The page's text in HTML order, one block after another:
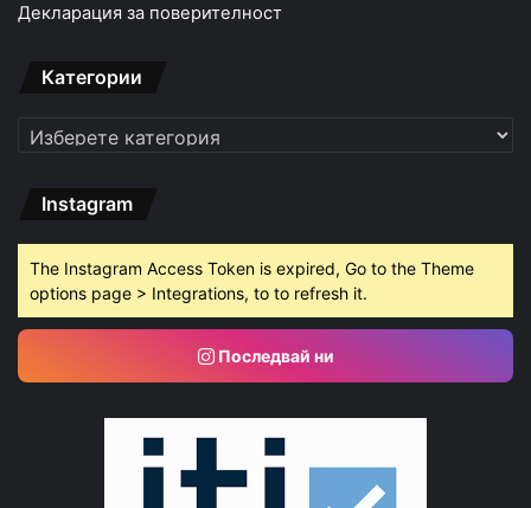
Декларация за поверителност
Категории
Категории
Instagram
The Instagram Access Token is expired, Go to the Theme
options page > Integrations, to to refresh it.
Последвай ни